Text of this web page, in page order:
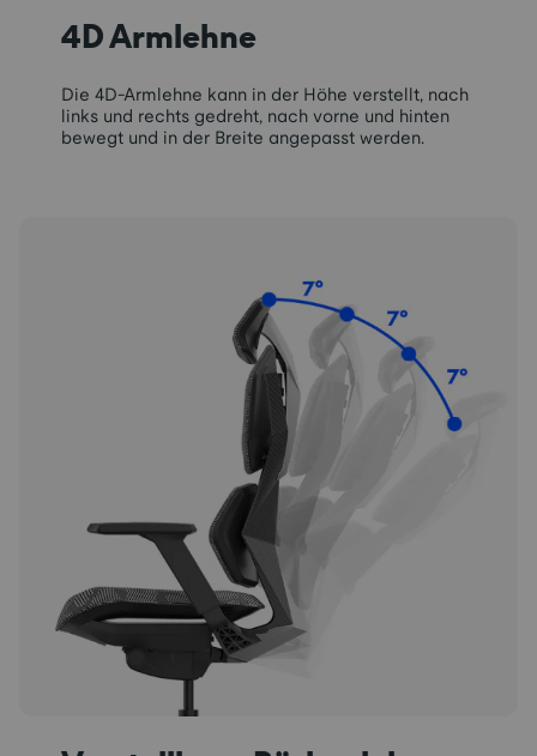
4D Armlehne
Die 4D-Armlehne kann in der Höhe verstellt, nach
links und rechts gedreht, nach vorne und hinten
bewegt und in der Breite angepasst werden.